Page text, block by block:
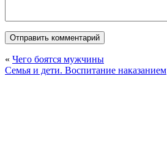
« Чего боятся мужчины
Семья и дети. Воспитание наказанием